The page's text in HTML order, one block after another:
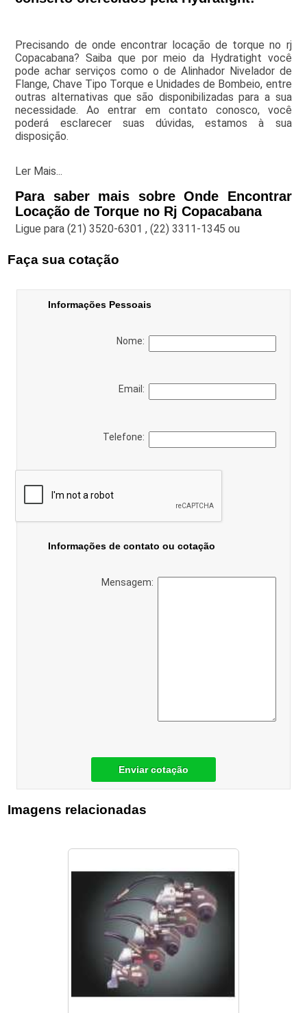
Precisando de onde encontrar locação de torque no rj
Copacabana? Saiba que por meio da Hydratight você
pode achar serviços como o de Alinhador Nivelador de
Flange, Chave Tipo Torque e Unidades de Bombeio, entre
outras alternativas que são disponibilizadas para a sua
necessidade. Ao entrar em contato conosco, você
poderá esclarecer suas dúvidas, estamos à sua
disposição.
Ler Mais...
Para saber mais sobre Onde Encontrar
Locação de Torque no Rj Copacabana
Ligue para(21) 3520-6301 ,(22) 3311-1345 ou
Faça sua cotação
Informações Pessoais
Nome:
Email:
Telefone:
Informações de contato ou cotação
Mensagem:
Enviar cotação
Imagens relacionadas